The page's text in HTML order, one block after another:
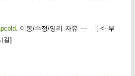
. 이동/수정/영리 자유 — [ <--부
길]